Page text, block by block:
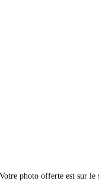
photo offerte est sur